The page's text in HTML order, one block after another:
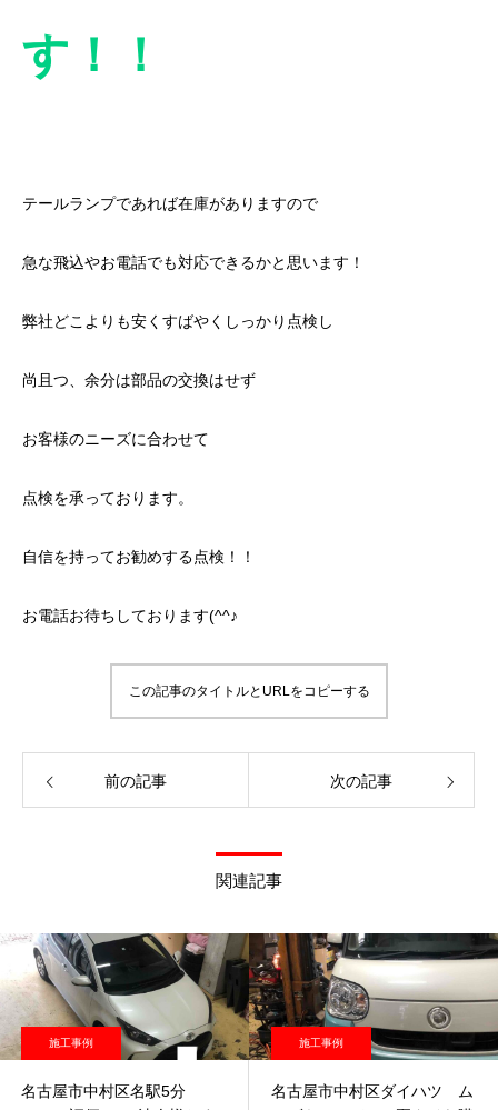
す！！
テールランプであれば在庫がありますので
急な飛込やお電話でも対応できるかと思います！
弊社どこよりも安くすばやくしっかり点検し
尚且つ、余分は部品の交換はせず
お客様のニーズに合わせて
点検を承っております。
自信を持ってお勧めする点検！！
お電話お待ちしております(^^♪
この記事のタイトルとURLをコピーする
前の記事 次の記事
関連記事
施工事例
名古屋市中村区名駅5分
施工事例
名古屋市中村区ダイハツ ム